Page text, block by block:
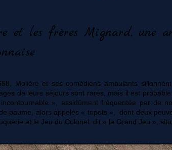
et les frères Mignard, une
Molière et ses comédiens ambulants
de leurs séjours sont rares, mais il est probable
», assidûment fréquentée par de
paume, alors appelés « tripots », dont deux
et le Jeu du Colonel dit « le Grand Jeu »,